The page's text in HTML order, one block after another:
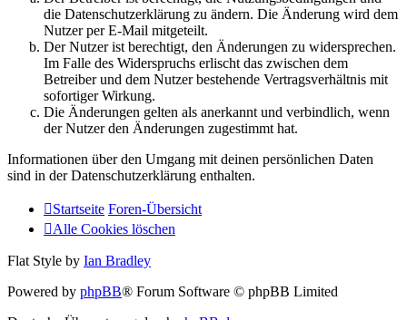
die Datenschutzerklärung zu ändern. Die Änderung wird dem
Nutzer per E-Mail mitgeteilt.
Der Nutzer ist berechtigt, den Änderungen zu widersprechen.
Im Falle des Widerspruchs erlischt das zwischen dem
Betreiber und dem Nutzer bestehende Vertragsverhältnis mit
sofortiger Wirkung.
Die Änderungen gelten als anerkannt und verbindlich, wenn
der Nutzer den Änderungen zugestimmt hat.
Informationen über den Umgang mit deinen persönlichen Daten
sind in der Datenschutzerklärung enthalten.
Startseite Foren-Übersicht
Alle Cookies löschen
Flat Style by Ian Bradley
Powered by phpBB® Forum Software © phpBB Limited